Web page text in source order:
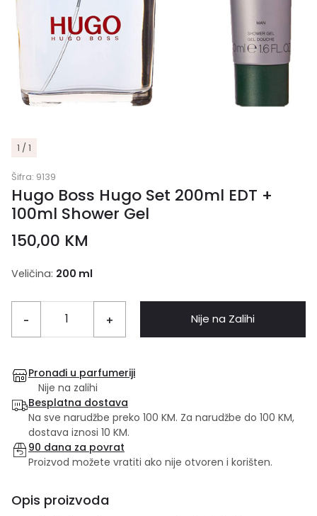
1 / 1
Šifra: 9139
Hugo Boss Hugo Set 200ml EDT +
100ml Shower Gel
150,00 KM
Veličina: 200 ml
- + Nije na Zalihi
Pronađi u parfumeriji
Nije na zalihi
Besplatna dostava
Na sve narudžbe preko 100 KM. Za narudžbe do 100 KM,
dostava iznosi 10 KM.
90 dana za povrat
Proizvod možete vratiti ako nije otvoren i korišten.
Opis proizvoda